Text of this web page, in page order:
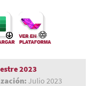
2023
Julio 2023